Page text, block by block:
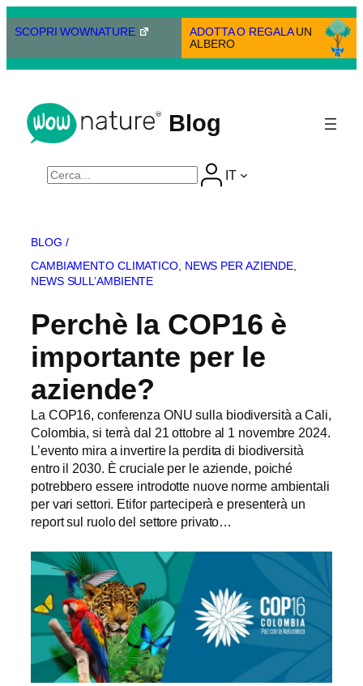
Vai
alSCOPRI WOWNATURE ADOTTA O REGALAUN
ALBERO
Blog
Cerca IT
BLOG /
CAMBIAMENTO CLIMATICO, NEWS PER AZIENDE
NEWS SULL’AMBIENTE
Perchè la COP16 è
importante per le
aziende?
La COP16, conferenza ONU sulla biodiversità a Cali,
Colombia, si terrà dal 21 ottobre al 1 novembre 2024.
L’evento mira a invertire la perdita di biodiversità
entro il 2030. È cruciale per le aziende, poiché
potrebbero essere introdotte nuove norme ambientali
per vari settori. Etifor parteciperà e presenterà un
report sul ruolo del settore privato…